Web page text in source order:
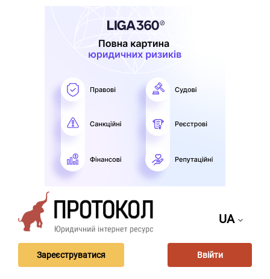
UA
Зареєструватися Ввійти